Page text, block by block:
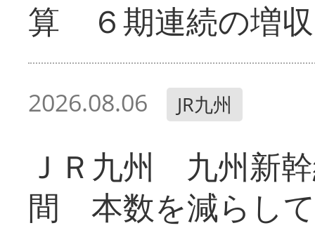
算 ６期連続の増収
2026.08.06 JR九州
ＪＲ九州 九州新
間 本数を減らし